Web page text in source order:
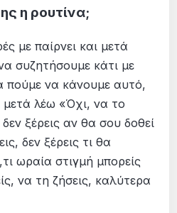
η ρουτίνα;
με παίρνει και μετά
συζητήσουμε κάτι με
πούμε να κάνουμε αυτό,
μετά λέω «Όχι, να το
ξέρεις αν θα σου δοθεί
δεν ξέρεις τι θα
ωραία στιγμή μπορείς
να τη ζήσεις, καλύτερα